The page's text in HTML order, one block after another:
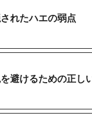
れたハエの弱点
避けるための正し